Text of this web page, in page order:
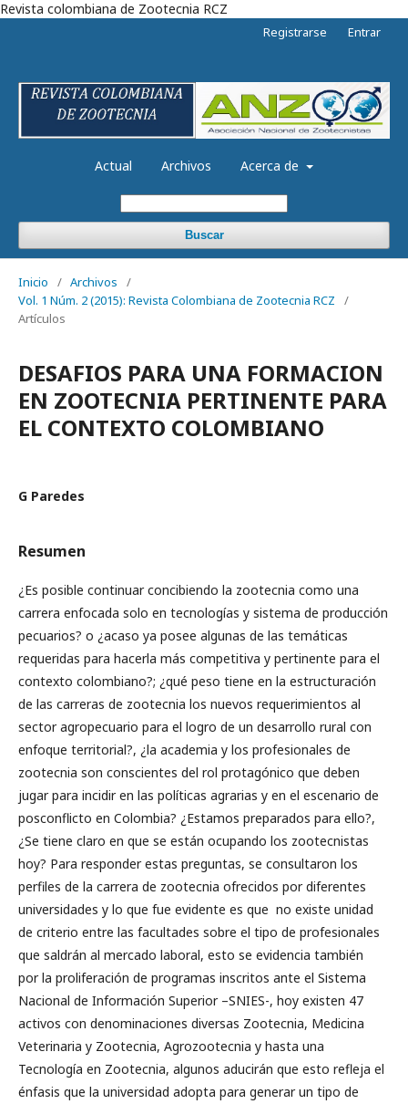
Revista colombiana de Zootecnia RCZ
Actual Archivos Acerca de
Buscar
Registrarse Entrar
Inicio / Archivos
/
Vol. 1 Núm. 2 (2015): Revista Colombiana de Zootecnia RCZ
/
Artículos
DESAFIOS PARA UNA FORMACION
EN ZOOTECNIA PERTINENTE PARA
EL CONTEXTO COLOMBIANO
G Paredes
Resumen
¿Es posible continuar concibiendo la zootecnia como una
carrera enfocada solo en tecnologías y sistema de producción
pecuarios? o ¿acaso ya posee algunas de las temáticas
requeridas para hacerla más competitiva y pertinente para el
contexto colombiano?; ¿qué peso tiene en la estructuración
de las carreras de zootecnia los nuevos requerimientos al
sector agropecuario para el logro de un desarrollo rural con
enfoque territorial?, ¿la academia y los profesionales de
zootecnia son conscientes del rol protagónico que deben
jugar para incidir en las políticas agrarias y en el escenario de
posconflicto en Colombia? ¿Estamos preparados para ello?,
¿Se tiene claro en que se están ocupando los zootecnistas
hoy? Para responder estas preguntas, se consultaron los
perfiles de la carrera de zootecnia ofrecidos por diferentes
universidades y lo que fue evidente es que no existe unidad
de criterio entre las facultades sobre el tipo de profesionales
que saldrán al mercado laboral, esto se evidencia también
por la proliferación de programas inscritos ante el Sistema
Nacional de Información Superior –SNIES-, hoy existen 47
activos con denominaciones diversas Zootecnia, Medicina
Veterinaria y Zootecnia, Agrozootecnia y hasta una
Tecnología en Zootecnia, algunos aducirán que esto refleja el
énfasis que la universidad adopta para generar un tipo de